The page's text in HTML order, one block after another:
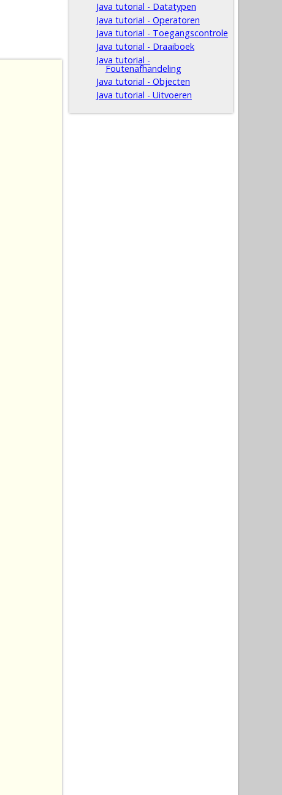
Java tutorial - Datatypen
Java tutorial - Operatoren
Java tutorial - Toegangscontrole
Java tutorial - Draaiboek
Java tutorial -
Foutenafhandeling
Java tutorial - Objecten
Java tutorial - Uitvoeren